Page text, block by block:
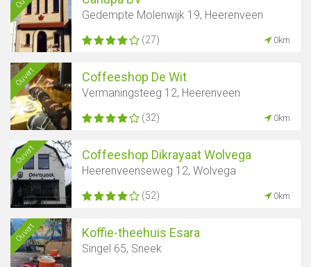
Afficher la carte
Gedempte Molenwijk 19, Heerenveen
(27) 0km
Ouvert Coffeeshop De Wit
Vermaningsteeg 12, Heerenveen
(32) 0km
Ouvert Coffeeshop Dikrayaat Wolvega
Heerenveenseweg 12, Wolvega
(52) 0km
Ouvert Koffie-theehuis Esara
Singel 65, Sneek